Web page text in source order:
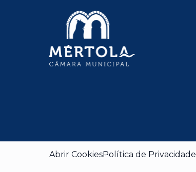
Abrir CookiesPolítica de Privacidade